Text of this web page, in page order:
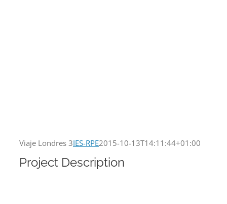
Viaje Londres 3IES-RPE2015-10-13T14:11:44+01:00
Project Description